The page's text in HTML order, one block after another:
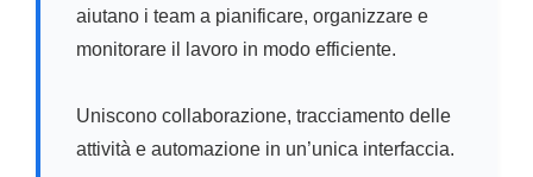
aiutano i team a pianificare, organizzare e
monitorare il lavoro in modo efficiente.
Uniscono collaborazione, tracciamento delle
attività e automazione in un’unica interfaccia.